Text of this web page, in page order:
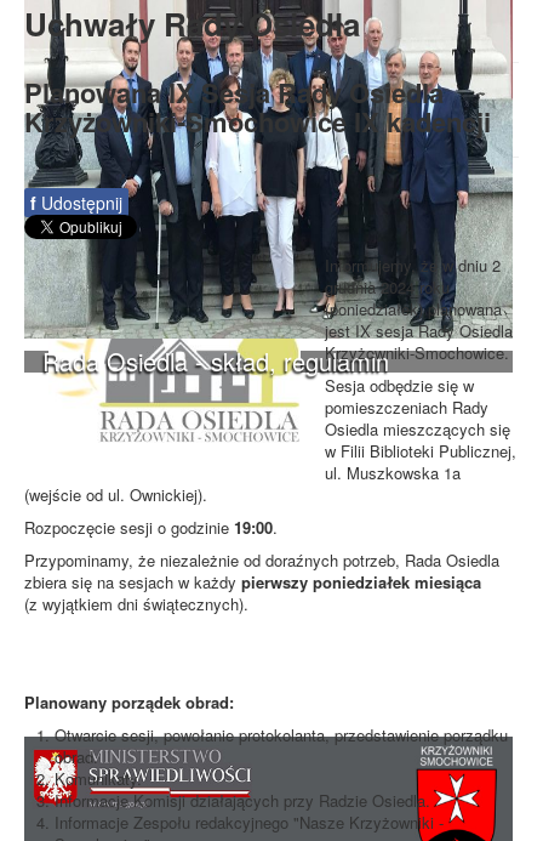
Rada Seniorów
Rada Osiedla - skład, regulamin
Uchwały Rady Osiedla
Planowana IX Sesja Rady Osiedla
Krzyżowniki-Smochowice IX kadencji
f Udostępnij
Informujemy, że w dniu 2
grudnia 2024 roku
(poniedziałek) planowana
jest IX sesja Rady Osiedla
Krzyżowniki-Smochowice.
Sesja odbędzie się w
pomieszczeniach Rady
Osiedla mieszczących się
w Filii Biblioteki Publicznej,
ul. Muszkowska 1a
(wejście od ul. Ownickiej).
Rozpoczęcie sesji o godzinie 19:00.
Przypominamy, że niezależnie od doraźnych potrzeb, Rada Osiedla
zbiera się na sesjach w każdy pierwszy poniedziałek miesiąca
(z wyjątkiem dni świątecznych).
Planowany porządek obrad:
Otwarcie sesji, powołanie protokolanta, przedstawienie porządku
obrad.
Komunikaty.
Informacje Komisji działających przy Radzie Osiedla.
Informacje Zespołu redakcyjnego "Nasze Krzyżowniki -